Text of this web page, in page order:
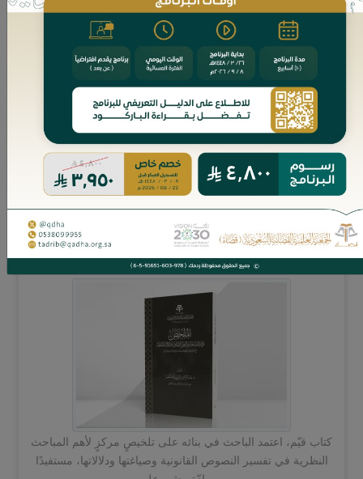
كتاب مميز، تناول فيه المؤلِّف موضوع التقويم الهجري من زاويته
الدستورية والشرعية، مستقرئًا جذوره التاريخية، ومكانته في بناء
الهوية الإسلامية، وما يت...
20 ريال
اضف للسلة
الملخص في تفسير أدوات النص النظامي ودلالات
ألفاظه
كتاب قيّم، اعتمد الباحث في بنائه على تلخيصٍ مركزٍ لأهم المباحث
النظرية في تفسير النصوص القانونية وصياغتها ودلالاتها، مستفيدًا